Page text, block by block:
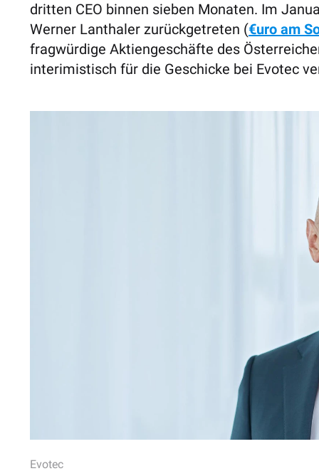
dritten CEO binnen sieben Monaten. Im
Werner Lanthaler zurückgetreten (€uro am
fragwürdige Aktiengeschäfte des
interimistisch für die Geschicke bei Evotec
Evotec